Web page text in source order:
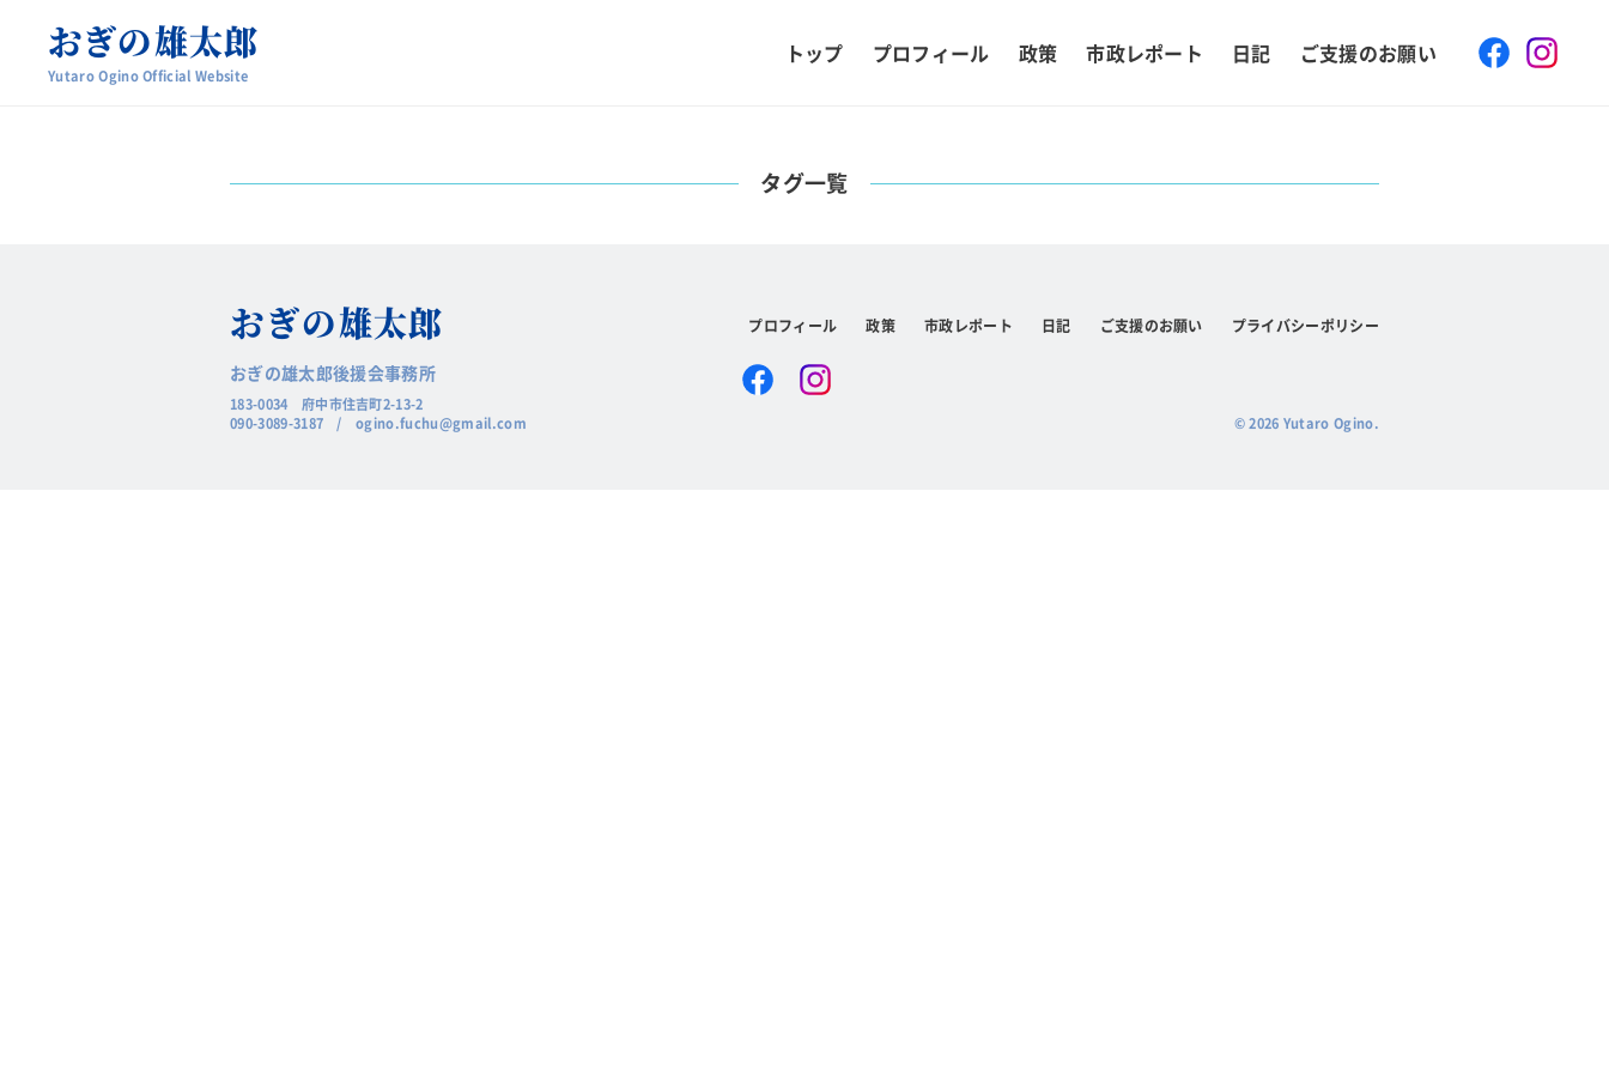
おぎの雄太郎
Yutaro Ogino Official Website
トップ プロフィール 政策 市政レポート 日記 ご支援のお願い
タグ一覧
おぎの雄太郎
おぎの雄太郎後援会事務所
183-0034 府中市住吉町2-13-2
090-3089-3187 /ogino.fuchu@gmail.com
プロフィール 政策 市政レポート 日記 ご支援のお願い プライバシーポリシー
Facebook
© 2026 Yutaro Ogino.